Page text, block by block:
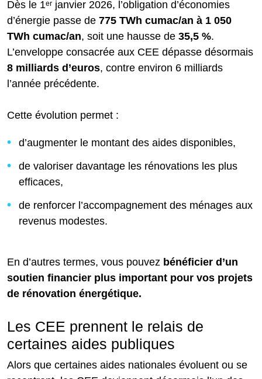
Dès le 1ᵉʳ janvier 2026, l’obligation d’économies
d’énergie passe de 775 TWh cumac/an à 1 050
TWh cumac/an, soit une hausse de 35,5 %.
L’enveloppe consacrée aux CEE dépasse désormais
8 milliards d’euros, contre environ 6 milliards
l’année précédente.
Cette évolution permet :
d’augmenter le montant des aides disponibles,
de valoriser davantage les rénovations les plus
efficaces,
de renforcer l’accompagnement des ménages aux
revenus modestes.
En d’autres termes, vous pouvez bénéficier d’un
soutien financier plus important pour vos projets
de rénovation énergétique.
Les CEE prennent le relais de
certaines aides publiques
Alors que certaines aides nationales évoluent ou se